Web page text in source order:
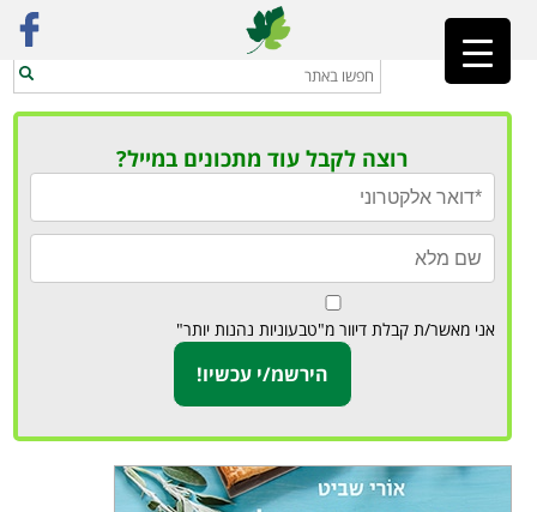
ראשי»מתוקים
רוצה לקבל עוד מתכונים במייל?
אני מאשר/ת קבלת דיוור מ"טבעוניות נהנות יותר"